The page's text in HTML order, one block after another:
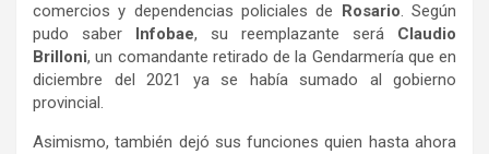
comercios y dependencias policiales de Rosario. Según
pudo saber Infobae, su reemplazante será Claudio
Brilloni, un comandante retirado de la Gendarmería que en
diciembre del 2021 ya se había sumado al gobierno
provincial.
Asimismo, también dejó sus funciones quien hasta ahora